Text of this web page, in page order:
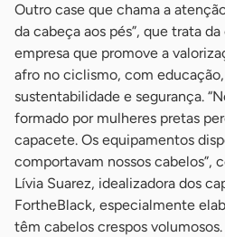
Outro case que chama a
da cabeça aos pés”, que trata
empresa que promove a
afro no ciclismo, com
sustentabilidade e segurança.
formado por mulheres pretas
capacete. Os equipamentos
comportavam nossos cabelos”,
Lívia Suarez, idealizadora dos
FortheBlack, especialmente
têm cabelos crespos volumosos.